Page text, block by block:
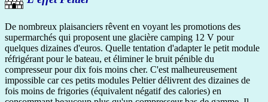
De nombreux plaisanciers rêvent en voyant les promotions des
supermarchés qui proposent une glacière camping 12 V pour
quelques dizaines d'euros. Quelle tentation d'adapter le petit module
réfrigérant pour le bateau, et éliminer le bruit pénible du
compresseur pour dix fois moins cher. C'est malheureusement
impossible car ces petits modules Peltier délivrent des dizaines de
fois moins de frigories (équivalent négatif des calories) en